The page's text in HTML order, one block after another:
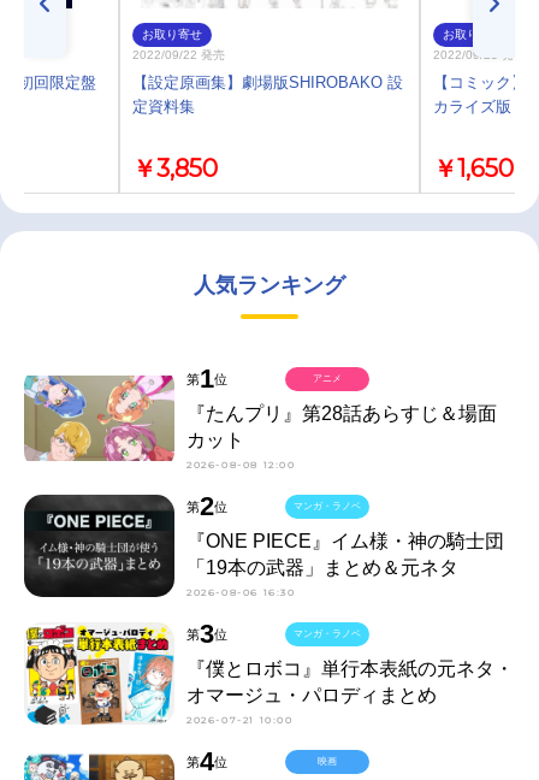
初回限定盤
お取り寄せ
2022/09/22 発売
【設定原画集】劇場版SHIROBAKO 設
定資料集
￥3,850
お取り寄せ
2022/09/23 発売
【コミック】
カライズ版
￥1,650
人気ランキング
第1位
『たんプリ』第28話あらすじ＆場面
カット
2026-08-08 12:00
アニメ
第2位
『ONE PIECE』イム様・神の騎士団
「19本の武器」まとめ＆元ネタ
2026-08-06 16:30
マンガ・ラノベ
第3位
『僕とロボコ』単行本表紙の元ネタ・
オマージュ・パロディまとめ
2026-07-21 10:00
マンガ・ラノベ
第4位 映画